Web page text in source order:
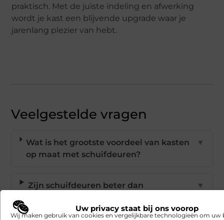
Uw privacy staat bij ons voorop
Wij maken gebruik van cookies en vergelijkbare technologieën om uw
praktisch. Met de juiste indeling en afwerking
wordt je kast een blijvende upgrade waar je
jarenlang plezier van hebt.
Veelgestelde vragen
Wat is het grootste voordeel van kasten
op maat met schuifdeuren?
▼
Zijn schuifdeuren beter dan
▼